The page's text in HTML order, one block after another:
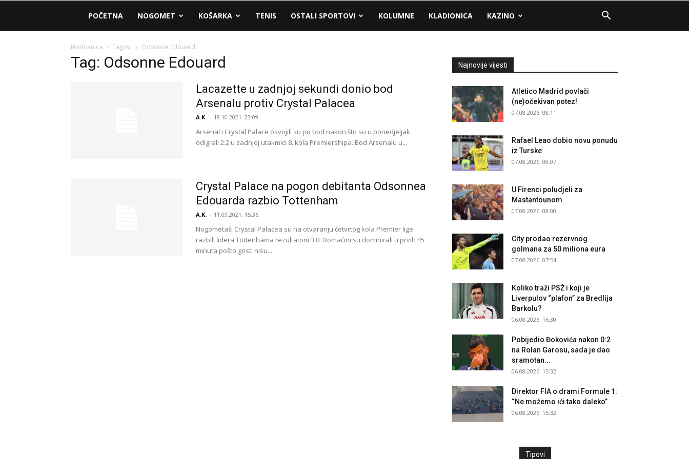
AM
Sport
POČETNA NOGOMET KOŠARKA TENIS OSTALI SPORTOVI KOLUMNE KLADIONICA KAZINO
Naslovnica Tagovi Odsonne Edouard
Tag: Odsonne Edouard
Lacazette u zadnjoj sekundi donio bod
Arsenalu protiv Crystal Palacea
A.K. - 18.10.2021. 23:09
Arsenal i Crystal Palace osvojili su po bod nakon što su u ponedjeljak
odigrali 2:2 u zadnjoj utakmici 8. kola Premiershipa. Bod Arsenalu u...
Crystal Palace na pogon debitanta Odsonnea
Edouarda razbio Tottenham
A.K. - 11.09.2021. 15:36
Nogometaši Crystal Palacea su na otvaranju četvrtog kola Premier lige
razbili lidera Tottenhama rezultatom 3:0. Domaćini su dominirali u prvih 45
minuta pošto gosti nisu...
Najnovije vijesti
Atletico Madrid povlači
(ne)očekivan potez!
07.08.2026. 08:11
Rafael Leao dobio novu ponudu
iz Turske
07.08.2026. 08:07
U Firenci poludjeli za
Mastantounom
07.08.2026. 08:00
City prodao rezervnog
golmana za 50 miliona eura
07.08.2026. 07:54
Koliko traži PSŽ i koji je
Liverpulov “plafon” za Bredlija
Barkolu?
06.08.2026. 16:30
Pobijedio Đokovića nakon 0:2
na Rolan Garosu, sada je dao
sramotan...
06.08.2026. 15:32
Direktor FIA o drami Formule 1:
“Ne možemo ići tako daleko”
06.08.2026. 15:32
Tipovi